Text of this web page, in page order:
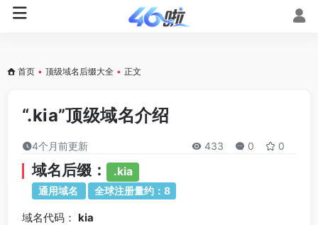
首页 • 顶级域名后缀大全 • 正文
“.kia”顶级域名介绍
4个月前更新 433 0 0
域名后缀： .kia
通用域名 全球注册量约：8
域名代码： kia